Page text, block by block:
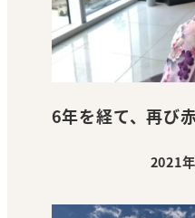
6年を経て、再び
投稿日
2021